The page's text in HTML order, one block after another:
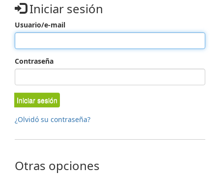
Iniciar sesión
Usuario/e-mail
Contraseña
Iniciar sesión
¿Olvidó su contraseña?
Otras opciones